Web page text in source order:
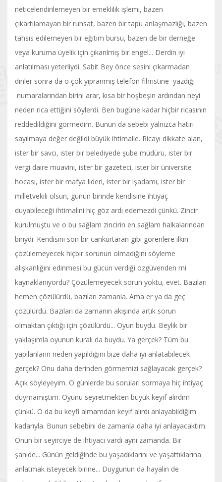
neticelendirilemeyen bir emeklilik işlemi, bazen
çıkartılamayan bir ruhsat, bazen bir tapu anlaşmazlığı, bazen
tahsis edilemeyen bir eğitim bursu, bazen de bir derneğe
veya kuruma üyelik için çıkarılmış bir engel... Derdin iyi
anlatılması yeterliydi. Sabit Bey önce sesini çıkarmadan
dinler sonra da o çok yıpranmış telefon fihristine yazdığı
numaralarından birini arar, kısa bir hoşbeşin ardından neyi
neden rica ettiğini söylerdi. Ben bugüne kadar hiçbir ricasının
reddedildiğini görmedim. Bunun da sebebi yalnızca hatırı
sayılmaya değer değildi büyük ihtimalle. Ricayı dikkate alan,
ister bir savcı, ister bir belediyede şube müdürü, ister bir
vergi daire muavini, ister bir gazeteci, ister bir üniversite
hocası, ister bir mafya lideri, ister bir işadamı, ister bir
milletvekili olsun, günün birinde kendisine ihtiyaç
duyabileceği ihtimalini hiç göz ardı edemezdi çünkü. Zincir
kurulmuştu ve o bu sağlam zincirin en sağlam halkalarından
biriydi. Kendisini son bir cankurtaran gibi görenlere ilkin
çözülemeyecek hiçbir sorunun olmadığını söyleme
alışkanlığını edinmesi bu gücün verdiği özgüvenden mi
kaynaklanıyordu? Çözülemeyecek sorun yoktu, evet. Bazıları
hemen çözülürdü, bazıları zamanla. Ama er ya da geç
çözülürdü. Bazıları da zamanın akışında artık sorun
olmaktan çıktığı için çözülürdü... Oyun buydu. Beylik bir
yaklaşımla oyunun kuralı da buydu. Ya gerçek? Tüm bu
yapılanların neden yapıldığını bize daha iyi anlatabilecek
gerçek? Onu daha derinden görmemizi sağlayacak gerçek?
Açık söyleyeyim. O günlerde bu soruları sormaya hiç ihtiyaç
duymamıştım. Oyunu seyretmekten büyük keyif alırdım
çünkü. O da bu keyfi almamdan keyif alırdı anlayabildiğim
kadarıyla. Bunun sebebini de zamanla daha iyi anlayacaktım.
Onun bir seyirciye de ihtiyacı vardı aynı zamanda. Bir
şahide... Günün geldiğinde bu yaşadıklarını ve yaşattıklarına
anlatmak isteyecek birine... Duygunun da hayalin de